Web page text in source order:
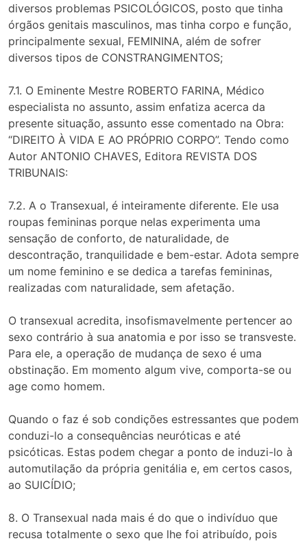
diversos problemas PSICOLÓGICOS, posto que tinha
órgãos genitais masculinos, mas tinha corpo e função,
principalmente sexual, FEMININA, além de sofrer
diversos tipos de CONSTRANGIMENTOS;
7.1. O Eminente Mestre ROBERTO FARINA, Médico
especialista no assunto, assim enfatiza acerca da
presente situação, assunto esse comentado na Obra:
“DIREITO À VIDA E AO PRÓPRIO CORPO”. Tendo como
Autor ANTONIO CHAVES, Editora REVISTA DOS
TRIBUNAIS:
7.2. A o Transexual, é inteiramente diferente. Ele usa
roupas femininas porque nelas experimenta uma
sensação de conforto, de naturalidade, de
descontração, tranquilidade e bem-estar. Adota sempre
um nome feminino e se dedica a tarefas femininas,
realizadas com naturalidade, sem afetação.
O transexual acredita, insofismavelmente pertencer ao
sexo contrário à sua anatomia e por isso se transveste.
Para ele, a operação de mudança de sexo é uma
obstinação. Em momento algum vive, comporta-se ou
age como homem.
Quando o faz é sob condições estressantes que podem
conduzi-lo a consequências neuróticas e até
psicóticas. Estas podem chegar a ponto de induzi-lo à
automutilação da própria genitália e, em certos casos,
ao SUICÍDIO;
8. O Transexual nada mais é do que o indivíduo que
recusa totalmente o sexo que lhe foi atribuído, pois